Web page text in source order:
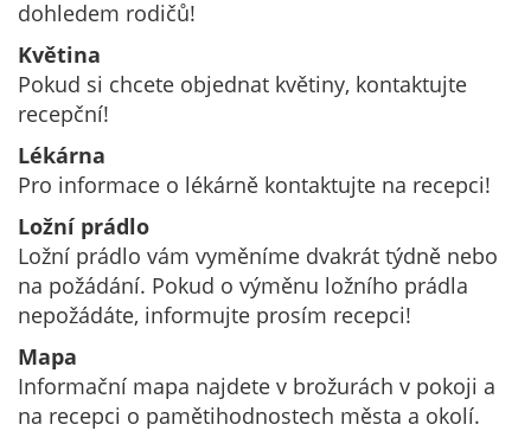
dohledem rodičů!
Květina
Pokud si chcete objednat květiny, kontaktujte
recepční!
Lékárna
Pro informace o lékárně kontaktujte na recepci!
Ložní prádlo
Ložní prádlo vám vyměníme dvakrát týdně nebo
na požádání. Pokud o výměnu ložního prádla
nepožádáte, informujte prosím recepci!
Mapa
Informační mapa najdete v brožurách v pokoji a
na recepci o pamětihodnostech města a okolí.